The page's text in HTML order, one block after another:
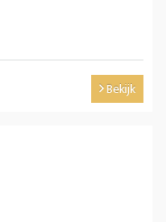
Bekijk